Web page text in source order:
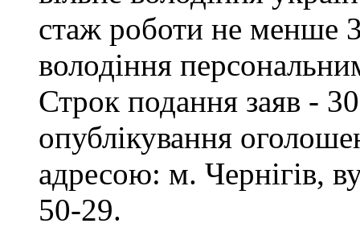
стаж роботи не менше
володіння
Строк подання заяв -
опублікування
адресою: м. Чернігів,
50-29.